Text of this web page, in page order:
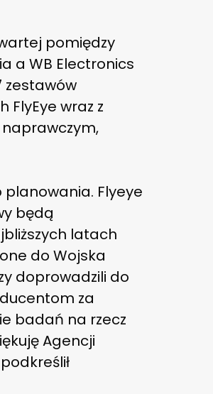
pomiędzy
a WB Electronics
zestawów
FlyEye wraz z
Flyeye
będą
latach
do Wojska
doprowadzili do
za
badań na rzecz
Agencji